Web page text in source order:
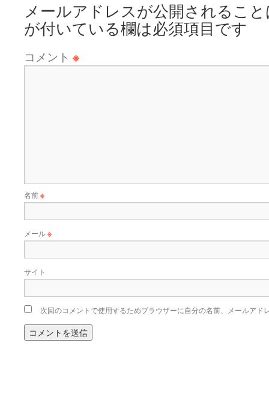
メールアドレスが公開されるこ
が付いている欄は必須項目です
コメント ※
名前※
メール※
サイト
次回のコメントで使用するためブラウザーに自分の名前、メールアド